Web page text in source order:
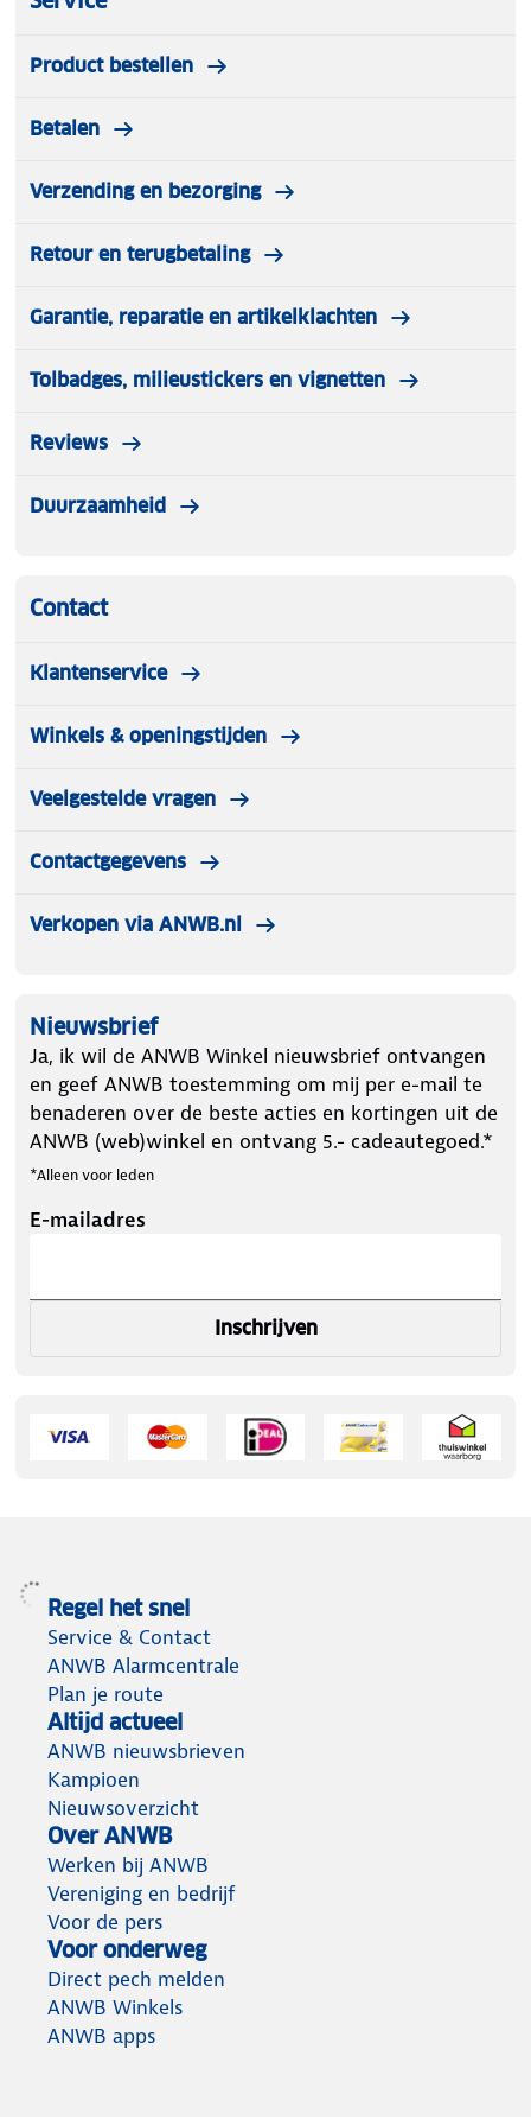
Product bestellen
Betalen
Verzending en bezorging
Retour en terugbetaling
Garantie, reparatie en artikelklachten
Tolbadges, milieustickers en vignetten
Reviews
Duurzaamheid
Contact
Klantenservice
Winkels & openingstijden
Veelgestelde vragen
Contactgegevens
Verkopen via ANWB.nl
Nieuwsbrief
Ja, ik wil de ANWB Winkel nieuwsbrief ontvangen
en geef ANWB toestemming om mij per e-mail te
benaderen over de beste acties en kortingen uit de
ANWB (web)winkel en ontvang 5.- cadeautegoed.*
*Alleen voor leden
E-mailadres
Inschrijven
Regel het snel
Service & Contact
ANWB Alarmcentrale
Plan je route
Altijd actueel
ANWB nieuwsbrieven
Kampioen
Nieuwsoverzicht
Over ANWB
Werken bij ANWB
Vereniging en bedrijf
Voor de pers
Voor onderweg
Direct pech melden
ANWB Winkels
ANWB apps